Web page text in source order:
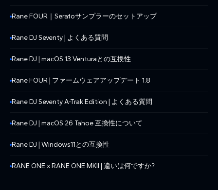
Rane FOUR｜Seratoサンプラーのセットアップ
Rane DJ Seventy | よくある質問
Rane DJ | macOS 13 Venturaとの互換性
Rane FOUR | ファームウェアアップデート 1.8
Rane DJ Seventy A-Trak Edition | よくある質問
Rane DJ | macOS 26 Tahoe 互換性について
Rane DJ | Windows11との互換性
RANE ONE x RANE ONE MKII | 違いは何ですか?